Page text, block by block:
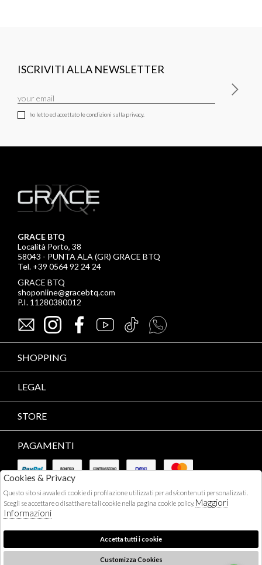
ISCRIVITI ALLA NEWSLETTER
ho letto ed accettato le condizioni sulla privacy.
GRACE BTQ
Località Porto, 38
58043 - PUNTA ALA (GR) GRACE BTQ
Tel. +39 0564 92 24 24
GRACE BTQ
shoponline@gracebtq.com
P.I. 11280380012
SHOPPING
LEGAL
STORE
PAGAMENTI
CORRIERI
Cookies & Privacy
Questo sito si avvale di cookie di profilazione utilizzati per ads/contenuti personalizzati.
Scegli se accettare o disattivare tali cookie nella pagina cookie policy. Maggiori
Informazioni
Accetta tutti i cookie
Customizza Cookies